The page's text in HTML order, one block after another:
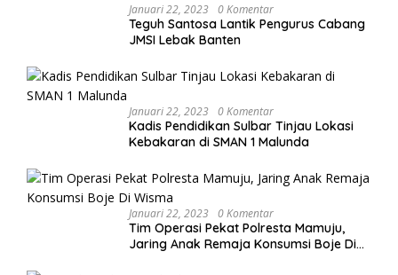
Januari 22, 2023 0 Komentar
Teguh Santosa Lantik Pengurus Cabang
JMSI Lebak Banten
Januari 22, 2023 0 Komentar
Kadis Pendidikan Sulbar Tinjau Lokasi
Kebakaran di SMAN 1 Malunda
Januari 22, 2023 0 Komentar
Tim Operasi Pekat Polresta Mamuju,
Jaring Anak Remaja Konsumsi Boje Di